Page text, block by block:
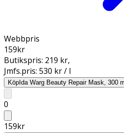
Webbpris
159kr
Butikspris: 219 kr,
Jmfs.pris: 530 kr / l
Köp Ida Warg Beauty Repair Mask, 300
0
159kr